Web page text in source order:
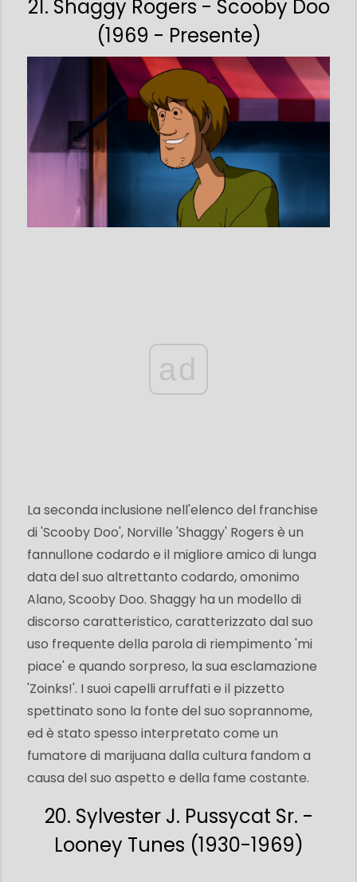
21. Shaggy Rogers - Scooby Doo
(1969 - Presente)
ad
La seconda inclusione nell'elenco del franchise
di 'Scooby Doo', Norville 'Shaggy' Rogers è un
fannullone codardo e il migliore amico di lunga
data del suo altrettanto codardo, omonimo
Alano, Scooby Doo. Shaggy ha un modello di
discorso caratteristico, caratterizzato dal suo
uso frequente della parola di riempimento 'mi
piace' e quando sorpreso, la sua esclamazione
'Zoinks!'. I suoi capelli arruffati e il pizzetto
spettinato sono la fonte del suo soprannome,
ed è stato spesso interpretato come un
fumatore di marijuana dalla cultura fandom a
causa del suo aspetto e della fame costante.
20. Sylvester J. Pussycat Sr. -
Looney Tunes (1930-1969)